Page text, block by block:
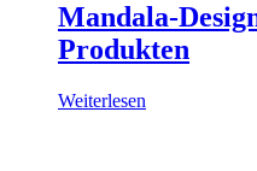
Mandala-
Produkten
Weiterlesen